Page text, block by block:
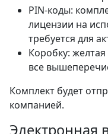
PIN-коды:
лицензии на
требуется для
Коробку:
все
Комплект будет
компанией.
Электронная